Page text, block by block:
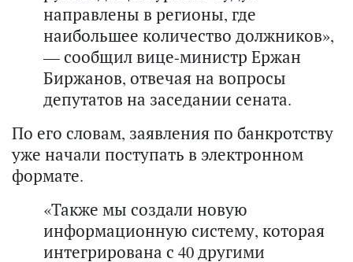
направлены в регионы, где
наибольшее количество должников»,
— сообщил вице-министр Ержан
Биржанов, отвечая на вопросы
депутатов на заседании сената.
По его словам, заявления по банкротству
уже начали поступать в электронном
формате.
«Также мы создали новую
информационную систему, которая
интегрирована с 40 другими